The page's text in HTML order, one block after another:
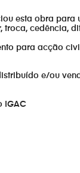
esta obra para
troca, cedência,
para acção
e/ou
IGAC